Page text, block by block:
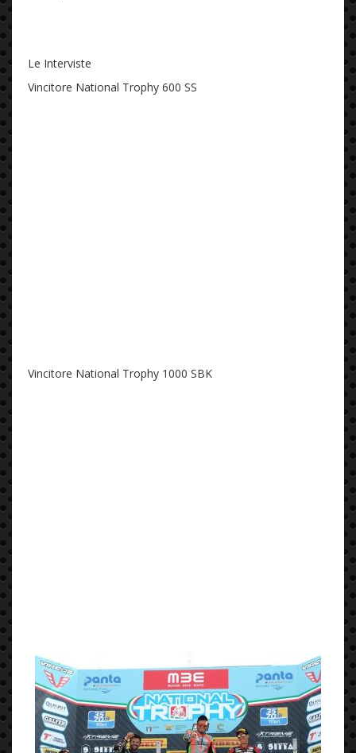
Le Interviste
Vincitore National Trophy 600 SS
Vincitore National Trophy 1000 SBK